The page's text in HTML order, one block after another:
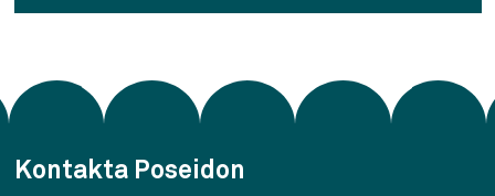
Kontakta Poseidon